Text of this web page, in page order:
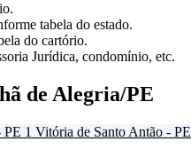
tabela do estado.
do cartório.
Jurídica, condomínio, etc.
de Alegria/PE
PE 1 Vitória de Santo Antão - PE